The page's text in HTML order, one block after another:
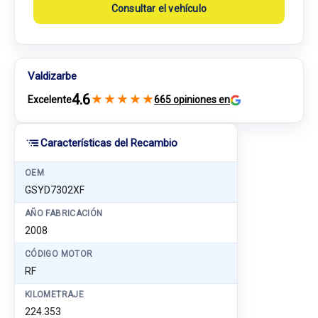
Características del Recambio
OEM
GSYD7302XF
AÑO FABRICACIÓN
2008
CÓDIGO MOTOR
RF
KILOMETRAJE
224.353
Consultar el vehículo
Valdizarbe
Excelente4.6★ ★ ★ ★ ★665 opiniones en